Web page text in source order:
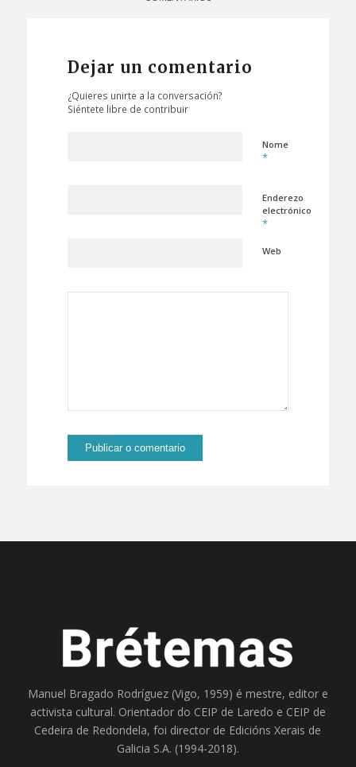
Dejar un comentario
¿Quieres unirte a la conversación?
Siéntete libre de contribuir
Nome
*
Enderezo
electrónico
*
Web
Manuel Bragado Rodríguez (Vigo, 1959) é mestre, editor e
activista cultural. Orientador do CEIP de Laredo e CEIP de
Cedeira de Redondela, foi director de Edicións Xerais de
Galicia S.A. (1994-2018).